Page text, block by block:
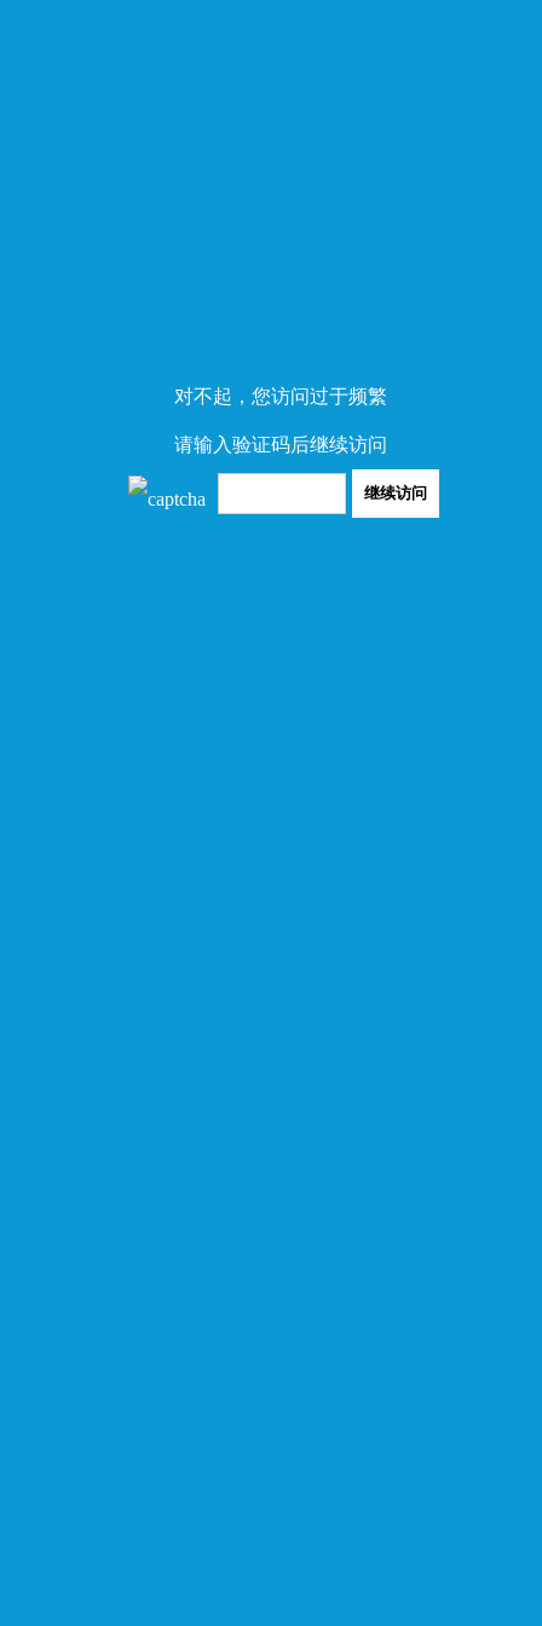
对不起，您访问过于频繁
请输入验证码后继续访问
继续访问